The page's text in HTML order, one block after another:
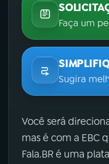
Faça um
Sugira
Você será
mas é com a EBC
Fala.BR é uma